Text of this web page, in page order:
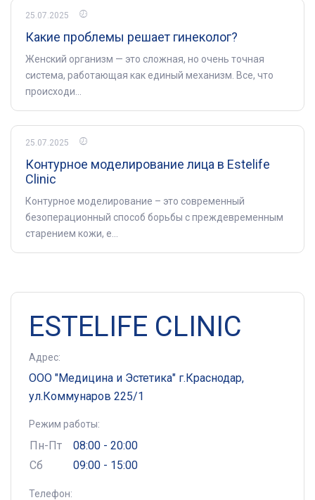
25.07.2025
Какие проблемы решает гинеколог?
Женский организм — это сложная, но очень точная
система, работающая как единый механизм. Все, что
происходи...
25.07.2025
Контурное моделирование лица в Estelife
Clinic
Контурное моделирование – это современный
безоперационный способ борьбы с преждевременным
старением кожи, е...
ESTELIFE CLINIC
Адрес:
ООО "Медицина и Эстетика" г.Краснодар,
ул.Коммунаров 225/1
Режим работы:
Пн-Пт
08:00 - 20:00
Сб
09:00 - 15:00
Телефон: